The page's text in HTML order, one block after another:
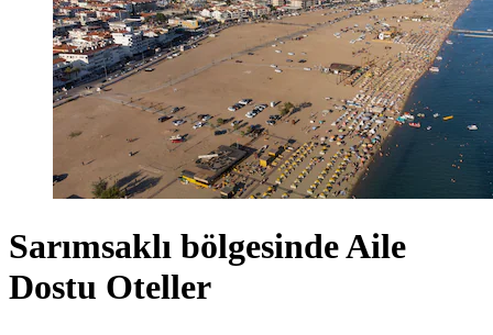
Sarımsaklı bölgesinde Aile
Dostu Oteller